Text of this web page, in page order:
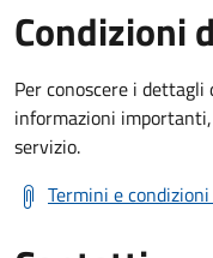
Condizioni
Per conoscere i
informazioni
servizio.
Termini e